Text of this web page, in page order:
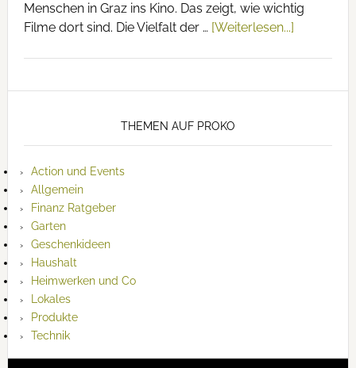
Menschen in Graz ins Kino. Das zeigt, wie wichtig
Filme dort sind. Die Vielfalt der … [Weiterlesen...]
THEMEN AUF PROKO
Action und Events
Allgemein
Finanz Ratgeber
Garten
Geschenkideen
Haushalt
Heimwerken und Co
Lokales
Produkte
Technik